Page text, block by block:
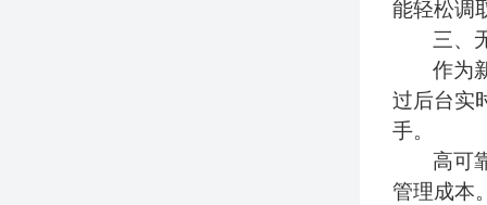
能轻松调
三、
作为
过后台实
手。
高可
管理成本